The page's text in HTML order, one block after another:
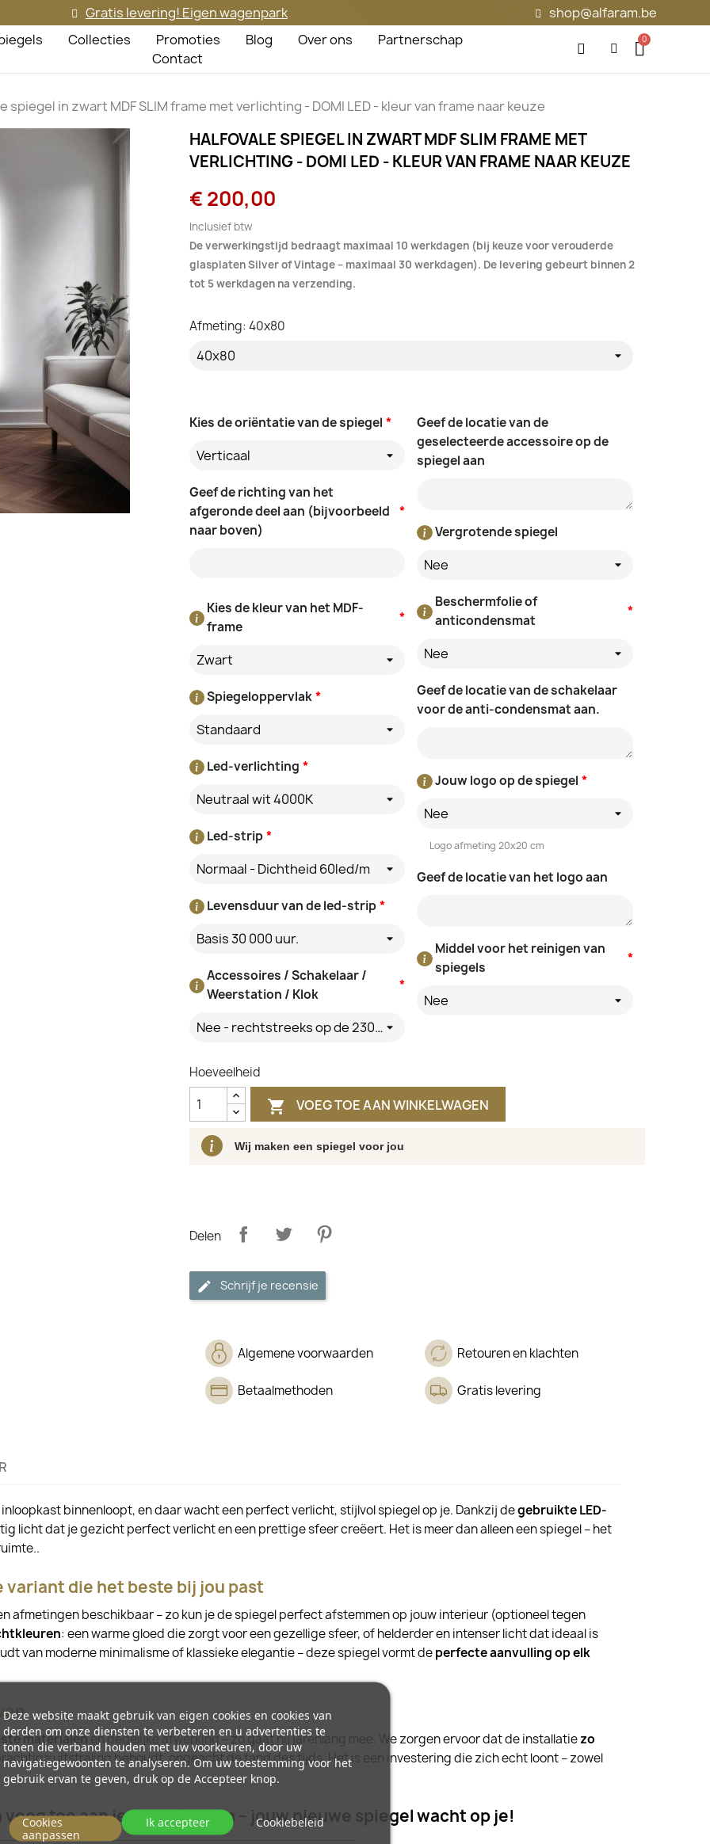
Gratis levering! Eigen wagenpark
shop@alfaram.be
Collecties Promoties Blog Over ons
Partnerschap
Contact
spiegel in zwart MDF SLIM frame met verlichting - DOMI LED - kleur van frame naar keuze
HALFOVALE SPIEGEL IN ZWART MDF SLIM FRAME MET
VERLICHTING - DOMI LED - KLEUR VAN FRAME NAAR KEUZE
€ 200,00
Inclusief btw
De verwerkingstijd bedraagt maximaal 10 werkdagen (bij keuze voor verouderde
glasplaten Silver of Vintage – maximaal 30 werkdagen). De levering gebeurt binnen 2
tot 5 werkdagen na verzending.
*
Kies de oriëntatie van de spiegel
Verticaal
*
Geef de richting van het
afgeronde deel aan (bijvoorbeeld
naar boven)
*
Kies de kleur van het MDF-
frame
Zwart
*
Spiegeloppervlak
Standaard
*
Led-verlichting
Neutraal wit 4000K
*
Led-strip
Normaal - Dichtheid 60led/m
*
Levensduur van de led-strip
Basis 30 000 uur.
*
Accessoires / Schakelaar /
Weerstation / Klok
Nee - rechtstreeks op de 230V kabel
Geef de locatie van de
geselecteerde accessoire op de
spiegel aan
Vergrotende spiegel
Nee
*
Beschermfolie of
anticondensmat
Nee
Geef de locatie van de schakelaar
voor de anti-condensmat aan.
*
Jouw logo op de spiegel
Nee
Logo afmeting 20x20 cm
Geef de locatie van het logo aan
*
Middel voor het reinigen van
spiegels
Nee
Afmeting: 40x80
Hoeveelheid
 VOEG TOE AAN WINKELWAGEN
Wij maken een spiegel voor jou
Delen
Schrijf je recensie
Algemene voorwaarden Retouren en klachten
Betaalmethoden Gratis levering
binnenloopt, en daar wacht een perfect verlicht, stijlvol spiegel op je. Dankzij degebruikte LED-
licht dat je gezicht perfect verlicht en een prettige sfeer creëert. Het is meer dan alleen een spiegel – het
variant die het beste bij jou past
afmetingen beschikbaar – zo kun je de spiegel perfect afstemmen op jouw interieur (optioneel tegen
: een warme gloed die zorgt voor een gezellige sfeer, of helderder en intenser licht dat ideaal is
van moderne minimalisme of klassieke elegantie – deze spiegel vormt deperfecte aanvulling op elk
materialenen degelijke afwerking – zo gaat hij jarenlang mee. We zorgen ervoor dat de installatiezo
uitstraling behoudt, ongeacht de tand des tijds. Het is een investering die zich echt loont – zowel
toe aan je winkelwagen – jouw nieuwe spiegel wacht op je!
Deze website maakt gebruik van eigen cookies en cookies van
derden om onze diensten te verbeteren en u advertenties te
tonen die verband houden met uw voorkeuren, door uw
navigatiegewoonten te analyseren. Om uw toestemming voor het
gebruik ervan te geven, druk op de Accepteer knop.
Cookiebeleid
Cookies
aanpassen
Ik accepteer